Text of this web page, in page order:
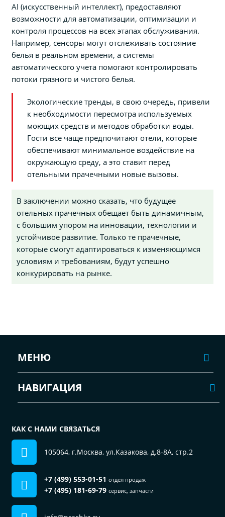
AI (искусственный интеллект), предоставляют
возможности для автоматизации, оптимизации и
контроля процессов на всех этапах обслуживания.
Например, сенсоры могут отслеживать состояние
белья в реальном времени, а системы
автоматического учета помогают контролировать
потоки грязного и чистого белья.
Экологические тренды, в свою очередь, привели
к необходимости пересмотра используемых
моющих средств и методов обработки воды.
Гости все чаще предпочитают отели, которые
обеспечивают минимальное воздействие на
окружающую среду, а это ставит перед
отельными прачечными новые вызовы.
В заключении можно сказать, что будущее
отельных прачечных обещает быть динамичным,
с большим упором на инновации, технологии и
устойчивое развитие. Только те прачечные,
которые смогут адаптироваться к изменяющимся
условиям и требованиям, будут успешно
конкурировать на рынке.
МЕНЮ
НАВИГАЦИЯ
КАК С НАМИ СВЯЗАТЬСЯ
105064, г.Москва, ул.Казакова, д.8-8А, стр.2
+7 (499) 553-01-51 отдел продаж
+7 (495) 181-69-79 сервис, запчасти